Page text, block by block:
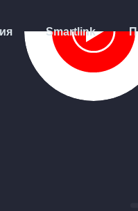
Smartlink